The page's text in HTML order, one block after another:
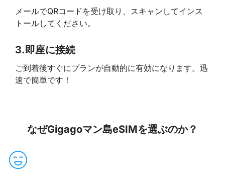
メールでQRコードを受け取り、スキャンしてインス
トールしてください。
3.即座に接続
ご到着後すぐにプランが自動的に有効になります。迅
速で簡単です！
なぜGigagoマン島eSIMを選ぶのか？